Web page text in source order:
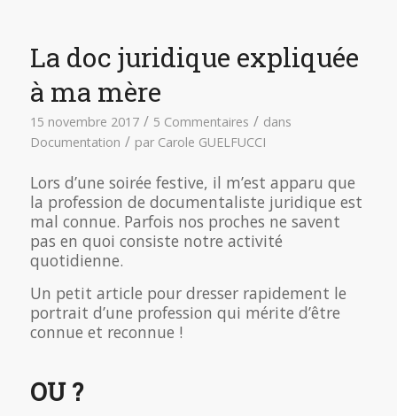
La doc juridique expliquée
à ma mère
15 novembre 2017 / 5 Commentaires / dans
Documentation / par Carole GUELFUCCI
Lors d’une soirée festive, il m’est apparu que
la profession de documentaliste juridique est
mal connue. Parfois nos proches ne savent
pas en quoi consiste notre activité
quotidienne.
Un petit article pour dresser rapidement le
portrait d’une profession qui mérite d’être
connue et reconnue !
OU ?